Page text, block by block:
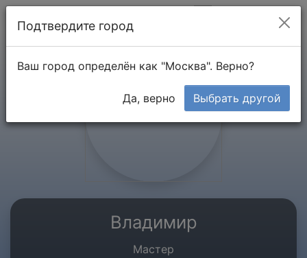
Владимир
Мастер
Подтвердите город
Ваш город определён как "Москва". Верно?
Да, верно Выбрать другой